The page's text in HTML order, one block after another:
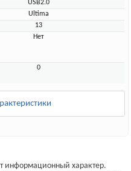
USB2.0
Ultima
13
Нет
0
информационный характер.